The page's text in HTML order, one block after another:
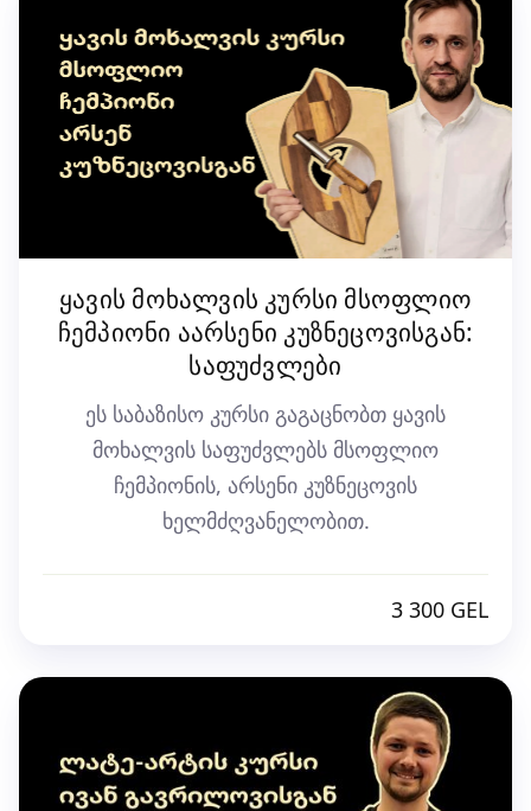
ყავის მოხალვის კურსი მსოფლიო
ჩემპიონი აარსენი კუზნეცოვისგან:
საფუძვლები
ეს საბაზისო კურსი გაგაცნობთ ყავის
მოხალვის საფუძვლებს მსოფლიო
ჩემპიონის, არსენი კუზნეცოვის
ხელმძღვანელობით.
3 300 GEL